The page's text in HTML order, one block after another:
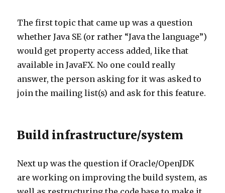
The first topic that came up was a question
whether Java SE (or rather “Java the language”)
would get property access added, like that
available in JavaFX. No one could really
answer, the person asking for it was asked to
join the mailing list(s) and ask for this feature.
Build infrastructure/system
Next up was the question if Oracle/OpenJDK
are working on improving the build system, as